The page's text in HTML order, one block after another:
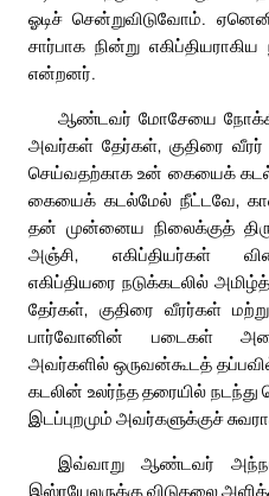
ஓடிச் சென்றுவிடுவோம்.
சார்பாக நின்று எகிப்தியராகிய
என்றனர்.
ஆண்டவர் மோசேயை நோக்கி,
அவர்கள் தேர்கள், குதிரை
செய்வதற்காக உன் கையைக்
கையைக் கடல்மேல் நீட்டவே,
தன் முன்னைய நிலைக்குத்
அஞ்சி, எகிப்தியர்கள்
எகிப்தியரை நடுக்கடலில்
தேர்கள், குதிரை வீரர்கள்
பார்வோனின் படைகள்
அவர்களில் ஒருவன்கூடத்
கடலின் உலர்ந்த தரையில் நடந்து
இடப்புறமும் அவர்களுக்குச்
இவ்வாறு ஆண்டவர்
இஸ்ரயேலருக்கு விடுதலை